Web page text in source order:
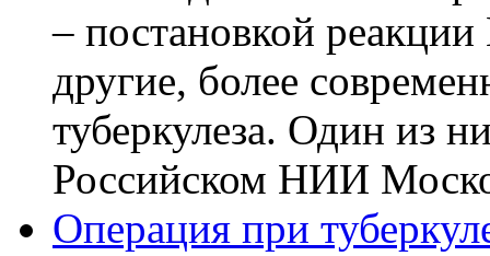
– постановкой
другие, более
туберкулеза. Один из
Российском НИИ
Операция при